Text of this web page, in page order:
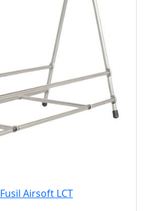
Airsoft LCT